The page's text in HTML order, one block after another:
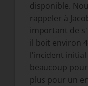
disponible.
rappeler à
important de
il boit environ
l'incident
beaucoup
plus pour un